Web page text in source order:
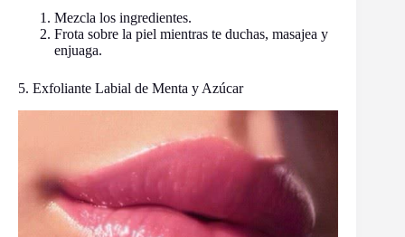
Mezcla los ingredientes.
Frota sobre la piel mientras te duchas, masajea y
enjuaga.
5. Exfoliante Labial de Menta y Azúcar